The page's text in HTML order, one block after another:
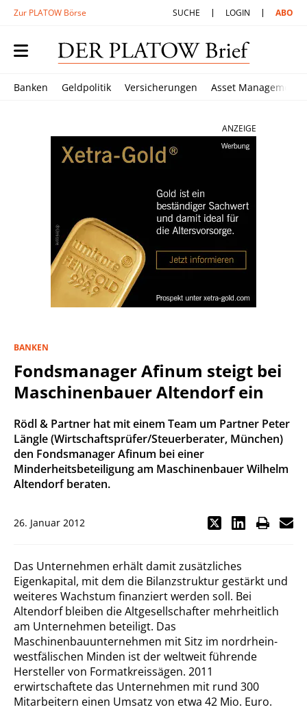
Zur PLATOW Börse SUCHE LOGIN ABO
Banken Geldpolitik Versicherungen Asset Management
ANZEIGE
BANKEN
Fondsmanager Afinum steigt bei
Maschinenbauer Altendorf ein
Rödl & Partner hat mit einem Team um Partner Peter
Längle (Wirtschaftsprüfer/Steuerberater, München)
den Fondsmanager Afinum bei einer
Minderheitsbeteiligung am Maschinenbauer Wilhelm
Altendorf beraten.
26. Januar 2012
Das Unternehmen erhält damit zusätzliches
Eigenkapital, mit dem die Bilanzstruktur gestärkt und
weiteres Wachstum finanziert werden soll. Bei
Altendorf bleiben die Altgesellschafter mehrheitlich
am Unternehmen beteiligt. Das
Maschinenbauunternehmen mit Sitz im nordrhein-
westfälischen Minden ist der weltweit führende
Hersteller von Formatkreissägen. 2011
erwirtschaftete das Unternehmen mit rund 300
Mitarbeitern einen Umsatz von etwa 42 Mio. Euro.